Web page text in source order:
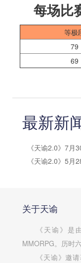
每场比
等极
79
69
最新新
关于天谕
《天谕》是
MMORPG。历时
《天谕》邀